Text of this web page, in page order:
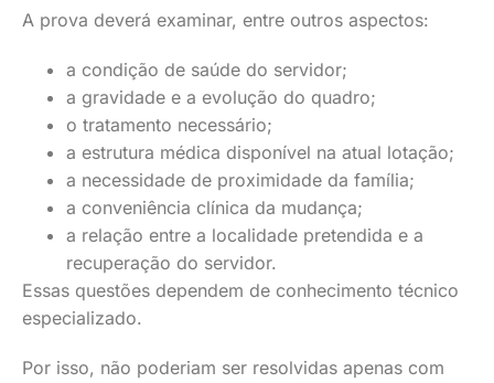
A prova deverá examinar, entre outros aspectos:
a condição de saúde do servidor;
a gravidade e a evolução do quadro;
o tratamento necessário;
a estrutura médica disponível na atual lotação;
a necessidade de proximidade da família;
a conveniência clínica da mudança;
a relação entre a localidade pretendida e a
recuperação do servidor.
Essas questões dependem de conhecimento técnico
especializado.
Por isso, não poderiam ser resolvidas apenas com